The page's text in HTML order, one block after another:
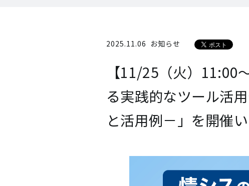
2025.11.06 お知らせ
【11/25（火）11:00
る実践的なツール活
と活用例－」を開催い